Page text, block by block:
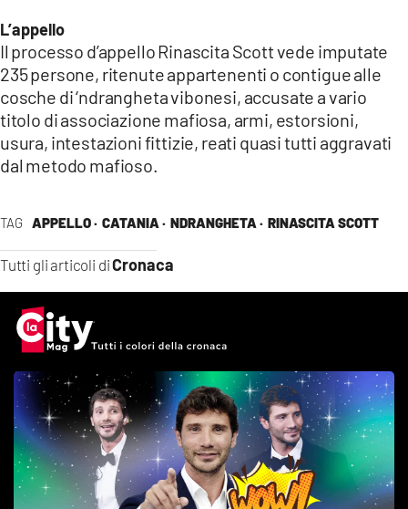
TAG APPELLO · CATANIA · NDRANGHETA · RINASCITA SCOTT
Tutti gli articoli diCronaca
L’appello
Il processo d’appello Rinascita Scott vede imputate
235 persone, ritenute appartenenti o contigue alle
cosche di ‘ndrangheta vibonesi, accusate a vario
titolo di associazione mafiosa, armi, estorsioni,
usura, intestazioni fittizie, reati quasi tutti aggravati
dal metodo mafioso.